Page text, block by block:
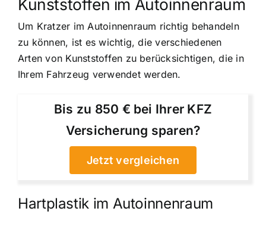
Kunststoffen im Autoinnenraum
Um Kratzer im Autoinnenraum richtig behandeln
zu können, ist es wichtig, die verschiedenen
Arten von Kunststoffen zu berücksichtigen, die in
Ihrem Fahrzeug verwendet werden.
Bis zu 850 € bei Ihrer KFZ
Versicherung sparen?
Jetzt vergleichen
Hartplastik im Autoinnenraum